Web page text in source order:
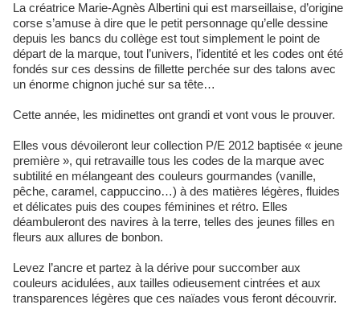
La créatrice Marie-Agnès Albertini qui est marseillaise, d’origine
corse s’amuse à dire que le petit personnage qu’elle dessine
depuis les bancs du collège est tout simplement le point de
départ de la marque, tout l’univers, l’identité et les codes ont été
fondés sur ces dessins de fillette perchée sur des talons avec
un énorme chignon juché sur sa tête…
Cette année, les midinettes ont grandi et vont vous le prouver.
Elles vous dévoileront leur collection P/E 2012 baptisée « jeune
première », qui retravaille tous les codes de la marque avec
subtilité en mélangeant des couleurs gourmandes (vanille,
pêche, caramel, cappuccino…) à des matières légères, fluides
et délicates puis des coupes féminines et rétro. Elles
déambuleront des navires à la terre, telles des jeunes filles en
fleurs aux allures de bonbon.
Levez l’ancre et partez à la dérive pour succomber aux
couleurs acidulées, aux tailles odieusement cintrées et aux
transparences légères que ces naïades vous feront découvrir.